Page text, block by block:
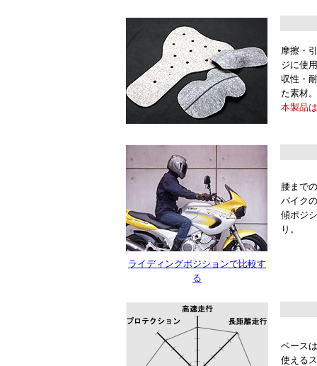
摩擦・
ジに使
収性・
た素材。
本製品
腰まで
バイク
傾ポジ
り。
ライディングポジションで比較す
る
ベース
使える